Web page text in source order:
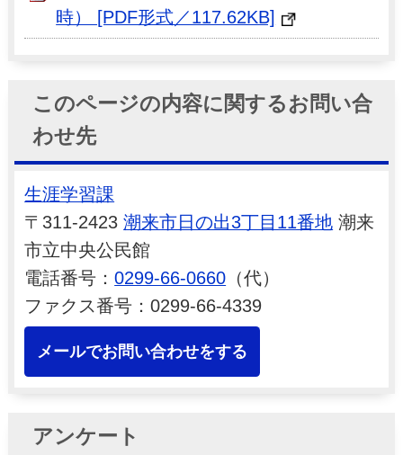
時） [PDF形式／117.62KB]
このページの内容に関するお問い合
わせ先
生涯学習課
〒311-2423潮来市日の出3丁目11番地 潮来
市立中央公民館
電話番号：0299-66-0660 （代）
ファクス番号：0299-66-4339
メールでお問い合わせをする
アンケート